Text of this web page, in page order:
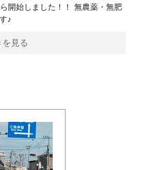
開始しました！！ 無農薬・無肥
♪
を見る